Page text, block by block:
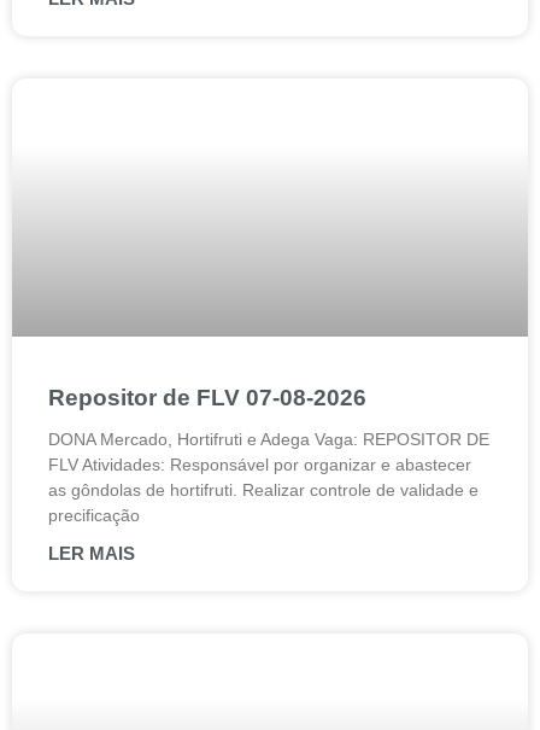
Repositor de FLV 07-08-2026
DONA Mercado, Hortifruti e Adega Vaga: REPOSITOR DE
FLV Atividades: Responsável por organizar e abastecer
as gôndolas de hortifruti. Realizar controle de validade e
precificação
LER MAIS